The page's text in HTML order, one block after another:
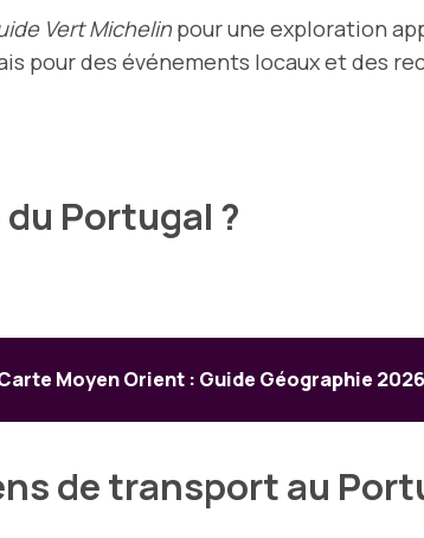
Vert Michelin pour une exploration
pour des événements locaux et des
Portugal ?
Moyen Orient : Guide Géographie 2026
de transport au